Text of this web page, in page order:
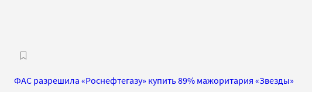
ФАС разрешила «Роснефтегазу» купить 89% мажоритария «Звезды»